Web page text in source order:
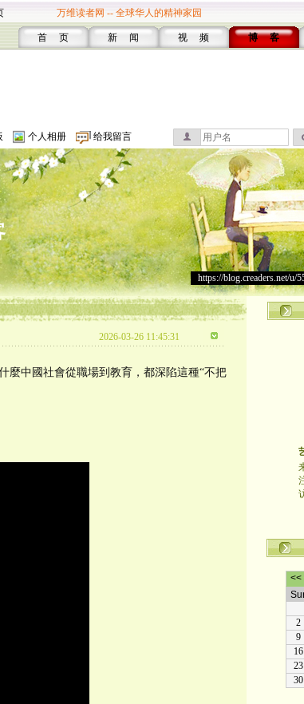
万维读者网 -- 全球华人的精神家园
首 页 新 闻 视 频 博 客
个人相册 给我留言
https://blog.creaders.net/u/
2026-03-26 11:45:31
麼中國社會從職場到教育，都深陷這種“不把